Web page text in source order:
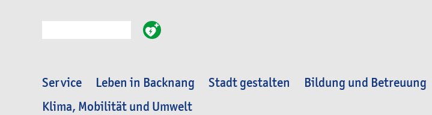
Service Leben in Backnang Stadt gestalten Bildung und Betreuung
Klima, Mobilität und Umwelt